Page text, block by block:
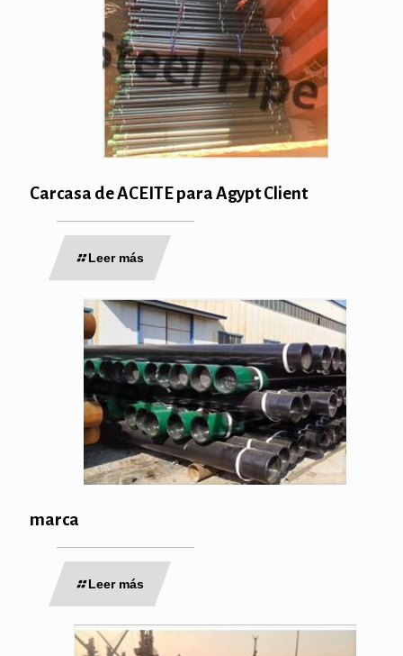
Carcasa de ACEITE para Agypt Client
Leer más
marca
Leer más